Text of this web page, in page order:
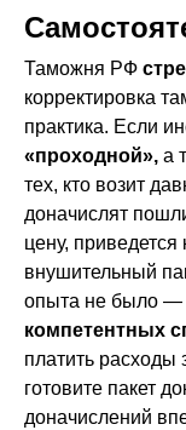
Таможня РФ
корректировка
практика. Если
«проходной», а
тех, кто возит
доначислят
цену, приведется
внушительный
опыта не было —
компетентных
платить расходы
готовите пакет
доначислений